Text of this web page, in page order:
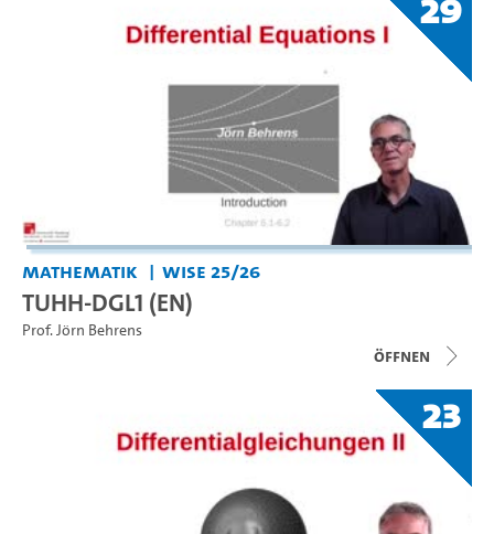
Mathematik WiSe 25/26
TUHH-DGL1 (EN)
Prof. Jörn Behrens
Öffnen
23